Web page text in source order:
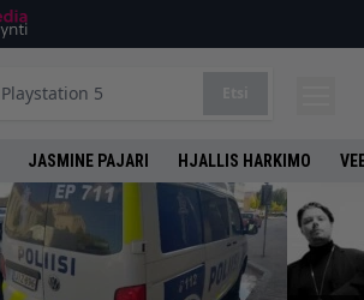
JASMINE PAJARI HJALLIS HARKIMO